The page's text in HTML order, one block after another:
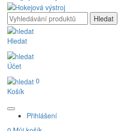
Hledat
Účet
0
Košík
Přihlášení